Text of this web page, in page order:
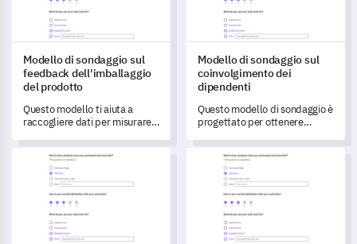
Modello di sondaggio sul
feedback dell'imballaggio
del prodotto
Questo modello ti aiuta a
raccogliere dati per misurare e
dei clienti riguardo
all'imballaggio del prodotto.
Modello di sondaggio sul
coinvolgimento dei
dipendenti
Questo modello di sondaggio è
progettato per ottenere
efficacemente il
coinvolgimento dei dipendenti.
Modello di questionario per indagine sanitaria
Modello di modulo per